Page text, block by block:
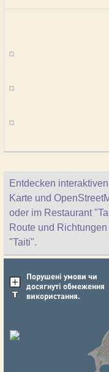
Entdecken
Karte und
oder im Restaurant
Route und
"Taiti".